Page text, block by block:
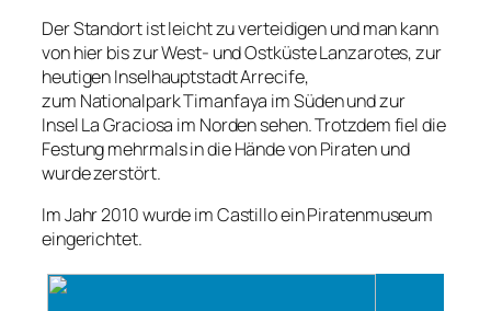
Der Standort ist leicht zu verteidigen und man kann
von hier bis zur West- und Ostküste Lanzarotes, zur
heutigen Inselhauptstadt Arrecife,
zum Nationalpark Timanfaya im Süden und zur
Insel La Graciosa im Norden sehen. Trotzdem fiel die
Festung mehrmals in die Hände von Piraten und
wurde zerstört.
Im Jahr 2010 wurde im Castillo ein Piratenmuseum
eingerichtet.